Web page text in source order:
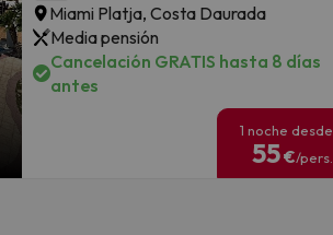
Miami Platja, Costa Daurada
Media pensión
Cancelación GRATIS hasta 8 días
antes
1 noche desde
55€/pers.